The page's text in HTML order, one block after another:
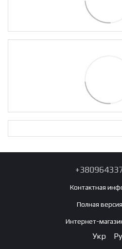
Контактная
Полная
Интернет-
Укр